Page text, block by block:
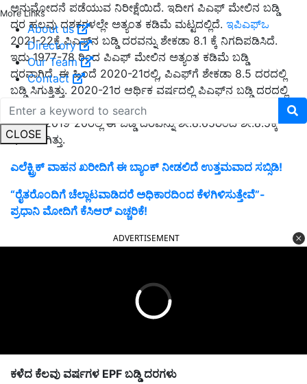
More Links
About us
Directory
Our Team
Contact
CLOSE
ಅನುಮೋದನೆ ಪಡೆಯುವ ನಿರೀಕ್ಷೆಯಿದೆ. ಇದೀಗ ಪಿಎಫ್ ಮೇಲಿನ ಬಡ್ಡಿ
ದರ ಹಲವು ದಶಕಗಳಲ್ಲೇ ಅತ್ಯಂತ ಕಡಿಮೆ ಮಟ್ಟದಲ್ಲಿದೆ. ಇಪಿಎಫ್‌ಒ
2021-22ಕ್ಕೆ ಪಿಎಫ್‌ನ ಬಡ್ಡಿ ದರವನ್ನು ಶೇಕಡಾ 8.1 ಕ್ಕೆ ನಿಗದಿಪಡಿಸಿದೆ.
ಇದು 1977-78 ರಿಂದ ಪಿಎಫ್ ಮೇಲಿನ ಅತ್ಯಂತ ಕಡಿಮೆ ಬಡ್ಡಿ
ದರವಾಗಿದೆ. ಈ ಹಿಂದೆ 2020-21ರಲ್ಲಿ, ಪಿಎಫ್‌ಗೆ ಶೇಕಡಾ 8.5 ದರದಲ್ಲಿ
ಬಡ್ಡಿ ಸಿಗುತ್ತಿತ್ತು. 2020-21ರ ಆರ್ಥಿಕ ವರ್ಷದಲ್ಲಿ ಪಿಎಫ್‌ನ ಬಡ್ಡಿ ದರದಲ್ಲಿ
ಯಾವುದೇ ಬದಲಾವಣೆಯಾಗಿಲ್ಲ. ಇದಕ್ಕೂ ಒಂದು ವರ್ಷದ ಮೊದಲು
ಅಂದರೆ 2019-20ರಲ್ಲಿ ಈ ಬಡ್ಡಿ ದರವನ್ನು ಶೇ.8.65ರಿಂದ ಶೇ.8.5ಕ್ಕೆ
ಇಳಿಸಲಾಗಿತ್ತು.
ಎಲೆಕ್ಟ್ರಿಕ್ ವಾಹನ ಖರೀದಿಗೆ ಈ ಬ್ಯಾಂಕ್ ನೀಡಲಿದೆ ಉತ್ತಮವಾದ ಸಬ್ಸಿಡಿ!
“ರೈತರೊಂದಿಗೆ ಚೆಲ್ಲಾಟವಾಡಿದರೆ ಅಧಿಕಾರದಿಂದ ಕೆಳಗಿಳಿಸುತ್ತೇವೆ”-
ಪ್ರಧಾನಿ ಮೋದಿಗೆ ಕೆಸಿಆರ್ ಎಚ್ಚರಿಕೆ!
ADVERTISEMENT
ಕಳೆದ ಕೆಲವು ವರ್ಷಗಳ EPF ಬಡ್ಡಿ ದರಗಳು